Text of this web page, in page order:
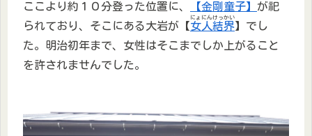
ここより約１０分登った位置に、 【金剛童子】 が祀
られており、そこにある大岩が【女人結界
にょにんけっかい
】でし
た。明治初年まで、女性はそこまでしか上がること
を許されませんでした。